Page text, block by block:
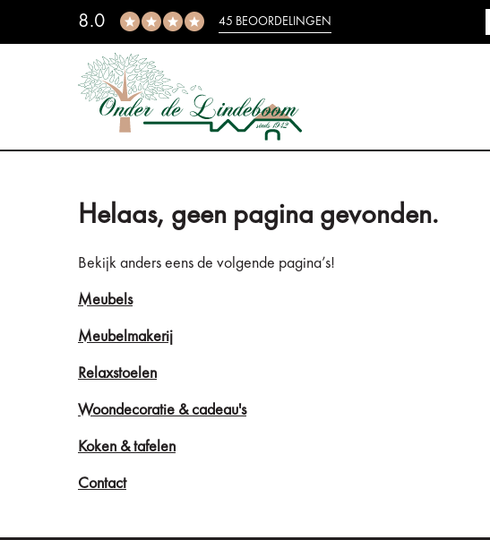
8.0 45 BEOORDELINGEN
Helaas, geen pagina gevonden.
Bekijk anders eens de volgende pagina’s!
Meubels
Meubelmakerij
Relaxstoelen
Woondecoratie & cadeau's
Koken & tafelen
Contact